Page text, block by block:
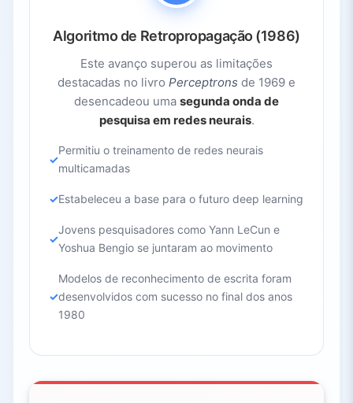
Algoritmo de Retropropagação (1986)
Este avanço superou as limitações
destacadas no livro Perceptrons de 1969 e
desencadeou uma segunda onda de
pesquisa em redes neurais.
Permitiu o treinamento de redes neurais
multicamadas
Estabeleceu a base para o futuro deep learning
Jovens pesquisadores como Yann LeCun e
Yoshua Bengio se juntaram ao movimento
Modelos de reconhecimento de escrita foram
desenvolvidos com sucesso no final dos anos
1980